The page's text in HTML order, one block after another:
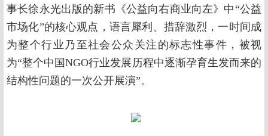
事长徐永光出版的新书《公益向右商业向左》中“公益
市场化”的核心观点，语言犀利、措辞激烈，一时间成
为整个行业乃至社会公众关注的标志性事件，被视
为“整个中国NGO行业发展历程中逐渐孕育生发而来的
结构性问题的一次公开展演”。